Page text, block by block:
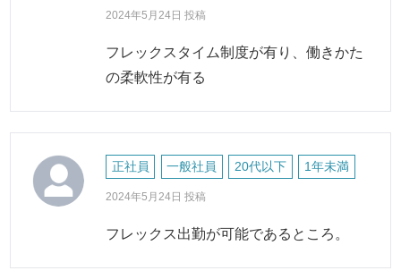
2024年5月24日 投稿
フレックスタイム制度が有り、働きかた
の柔軟性が有る
正社員 一般社員 20代以下 1年未満
2024年5月24日 投稿
フレックス出勤が可能であるところ。